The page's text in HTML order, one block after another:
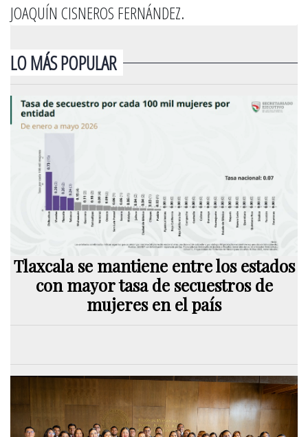
JOAQUÍN CISNEROS FERNÁNDEZ.
LO MÁS POPULAR
Tlaxcala se mantiene entre los estados
con mayor tasa de secuestros de
mujeres en el país